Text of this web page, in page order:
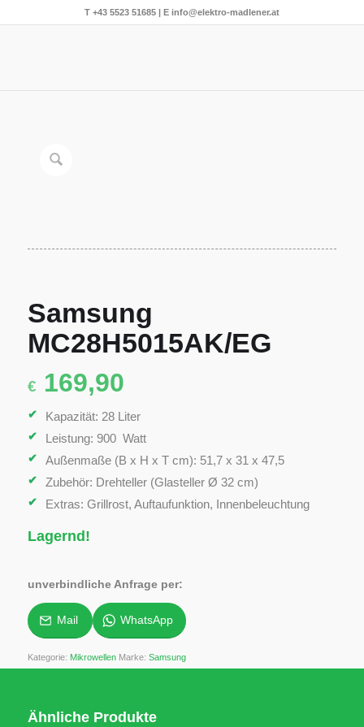
T +43 5523 51685| E info@elektro-madlener.at
Samsung
MC28H5015AK/EG
€ 169,90
Kapazität: 28 Liter
Leistung: 900 Watt
Außenmaße (B x H x T cm): 51,7 x 31 x 47,5
Zubehör: Drehteller (Glasteller Ø 32 cm)
Extras: Grillrost, Auftaufunktion, Innenbeleuchtung
Lagernd!
unverbindliche Anfrage per:
Mail WhatsApp
Kategorie: Mikrowellen Marke: Samsung
Ähnliche Produkte